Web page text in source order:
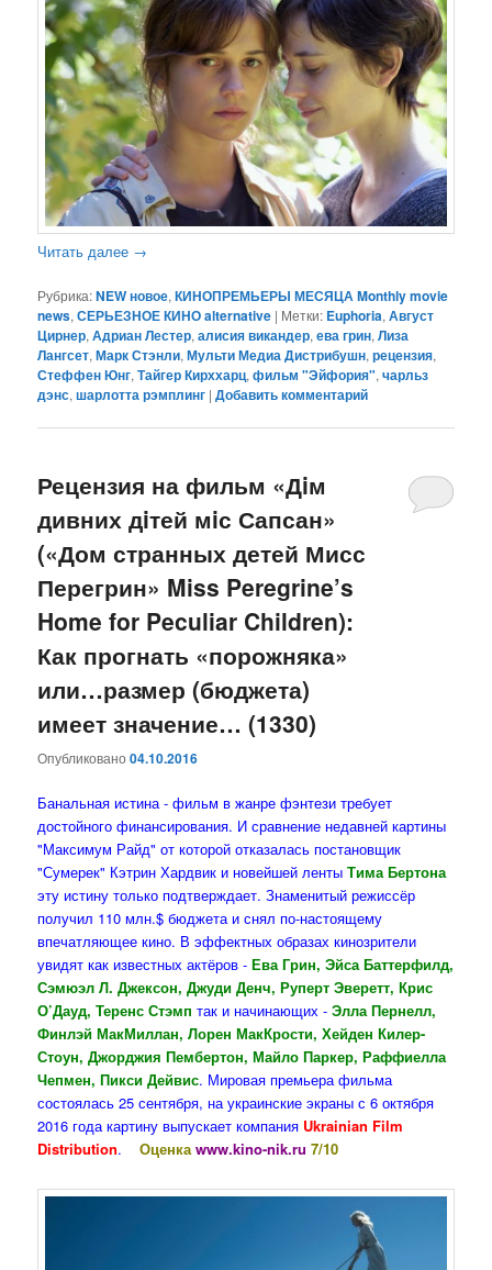
Читать далее →
Рубрика:NEW новое,КИНОПРЕМЬЕРЫ МЕСЯЦА Monthly movie
news,СЕРЬЕЗНОЕ КИНО alternative | Метки: Euphoria,Август
Цирнер,Адриан Лестер,алисия викандер,ева грин,Лиза
Лангсет,Марк Стэнли,Мульти Медиа Дистрибушн,рецензия,
Стеффен Юнг,Тайгер Кирххарц,фильм "Эйфория",чарльз
дэнс,шарлотта рэмплинг |Добавить комментарий
Рецензия на фильм «Дiм
дивних дiтей мiс Сапсан»
(«Дом странных детей Мисс
Перегрин» Miss Peregrine’s
Home for Peculiar Children):
Как прогнать «порожняка»
или…размер (бюджета)
имеет значение… (1330)
Опубликовано04.10.2016
Банальная истина - фильм в жанре фэнтези требует
достойного финансирования. И сравнение недавней картины
"Максимум Райд" от которой отказалась постановщик
"Сумерек" Кэтрин Хардвик и новейшей ленты Тима Бертона
эту истину только подтверждает. Знаменитый режиссёр
получил 110 млн.$ бюджета и снял по-настоящему
впечатляющее кино. В эффектных образах кинозрители
увидят как известных актёров - Ева Грин, Эйса Баттерфилд,
Сэмюэл Л. Джексон, Джуди Денч, Руперт Эверетт, Крис
О’Дауд, Теренс Стэмптак и начинающих -Элла Пернелл,
Финлэй МакМиллан, Лорен МакКрости, Хейден Килер-
Стоун, Джорджия Пембертон, Майло Паркер, Раффиелла
Чепмен, Пикси Дейвис. Мировая премьера фильма
состоялась 25 сентября, на украинские экраны с 6 октября
2016 года картину выпускает компания Ukrainian Film
Distribution.Оценкаwww.kino-nik.ru7/10